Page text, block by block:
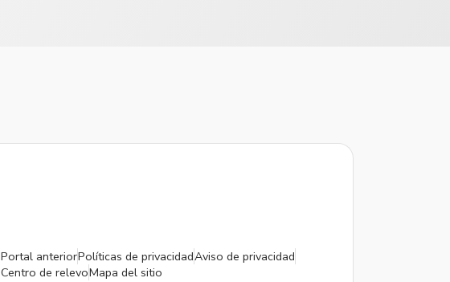
Portal anteriorPolíticas de privacidadAviso de privacidad
Centro de relevoMapa del sitio